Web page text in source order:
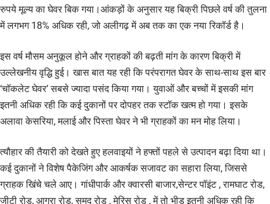
रुपये मूल्य का घेवर बिक गया।आंकड़ों के अनुसार यह बिक्री पिछले वर्ष की तुलना
में लगभग 18% अधिक रही, जो अलीगढ़ में अब तक का एक नया रिकॉर्ड है।
इस वर्ष मौसम अनुकूल होने और ग्राहकों की बढ़ती मांग के कारण बिक्री में
उल्लेखनीय वृद्धि हुई। खास बात यह रही कि परंपरागत घेवर के साथ-साथ इस बार
‘चॉकलेट घेवर’ सबसे ज्यादा पसंद किया गया। युवाओं और बच्चों में इसकी मांग
इतनी अधिक रही कि कई दुकानों पर दोपहर तक स्टॉक खत्म हो गया। इसके
अलावा केसरिया, मलाई और पिस्ता घेवर ने भी ग्राहकों का मन मोह लिया।
त्यौहार की तैयारी को देखते हुए हलवाइयों ने हफ्तों पहले से उत्पादन बढ़ा दिया था।
कई दुकानों ने विशेष पैकेजिंग और आकर्षक सजावट का सहारा लिया, जिससे
ग्राहक खिंचे चले आए। गांधीपार्क और क्वारसी बाजार,सेन्टर पॉइंट , रामघाट रोड,
जीटी रोड, आगरा रोड, समद रोड , मेरिस रोड , में तो भीड़ इतनी अधिक रही कि